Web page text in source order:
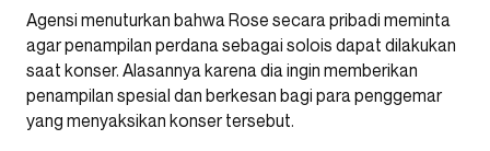
Agensi menuturkan bahwa Rose secara pribadi meminta
agar penampilan perdana sebagai solois dapat dilakukan
saat konser. Alasannya karena dia ingin memberikan
penampilan spesial dan berkesan bagi para penggemar
yang menyaksikan konser tersebut.